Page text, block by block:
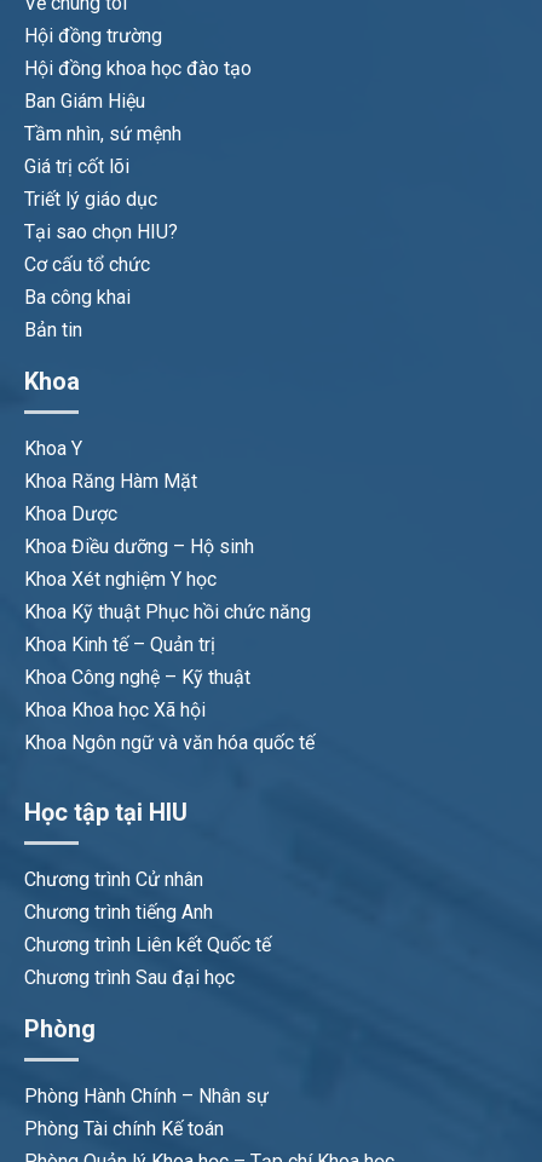
Hội đồng trường
Hội đồng khoa học đào tạo
Ban Giám Hiệu
Tầm nhìn, sứ mệnh
Giá trị cốt lõi
Triết lý giáo dục
Tại sao chọn HIU?
Cơ cấu tổ chức
Ba công khai
Bản tin
Khoa
Khoa Y
Khoa Răng Hàm Mặt
Khoa Dược
Khoa Điều dưỡng – Hộ sinh
Khoa Xét nghiệm Y học
Khoa Kỹ thuật Phục hồi chức năng
Khoa Kinh tế – Quản trị
Khoa Công nghệ – Kỹ thuật
Khoa Khoa học Xã hội
Khoa Ngôn ngữ và văn hóa quốc tế
Học tập tại HIU
Chương trình Cử nhân
Chương trình tiếng Anh
Chương trình Liên kết Quốc tế
Chương trình Sau đại học
Phòng
Phòng Hành Chính – Nhân sự
Phòng Tài chính Kế toán